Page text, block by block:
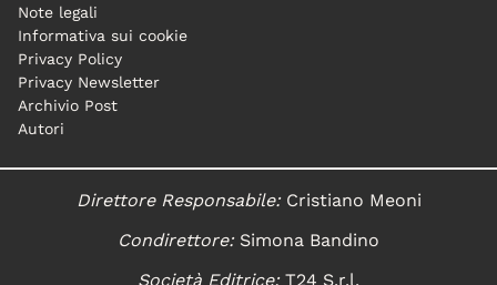
Note legali
Informativa sui cookie
Privacy Policy
Privacy Newsletter
Archivio Post
Autori
Direttore Responsabile:Cristiano Meoni
Condirettore:Simona Bandino
Società Editrice:T24 S.r.l.